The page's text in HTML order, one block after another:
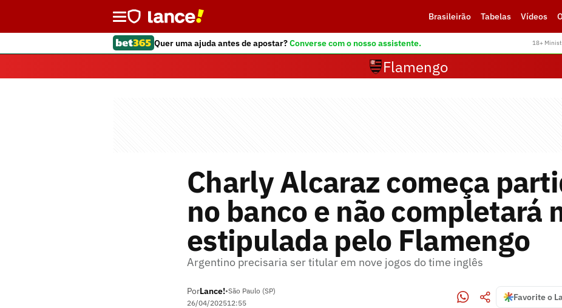
Brasileirão Tabelas Vídeos
Quer uma ajuda antes de apostar?Converse com o nosso assistente. 18+
Flamengo
Charly Alcaraz começa
no banco e não completará
estipulada pelo Flamengo
Argentino precisaria ser titular em nove jogos do time inglês
PorLance!•São Paulo (SP)
26/04/202512:55
Favorite o